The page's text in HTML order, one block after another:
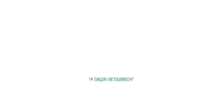
14 DAGEN RETOURRECHT